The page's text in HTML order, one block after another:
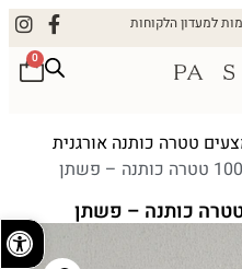
0
טטרה כותנה אורגנית